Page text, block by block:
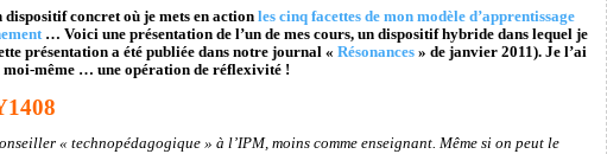
dispositif concret où je mets en action les cinq facettes de mon modèle d’apprentissage
… Voici une présentation de l’un de mes cours, un dispositif hybride dans lequel je
présentation a été publiée dans notre journal « Résonances» de janvier 2011). Je l’ai
moi-même … une opération de réflexivité !
« technopédagogique » à l’IPM, moins comme enseignant. Même si on peut le